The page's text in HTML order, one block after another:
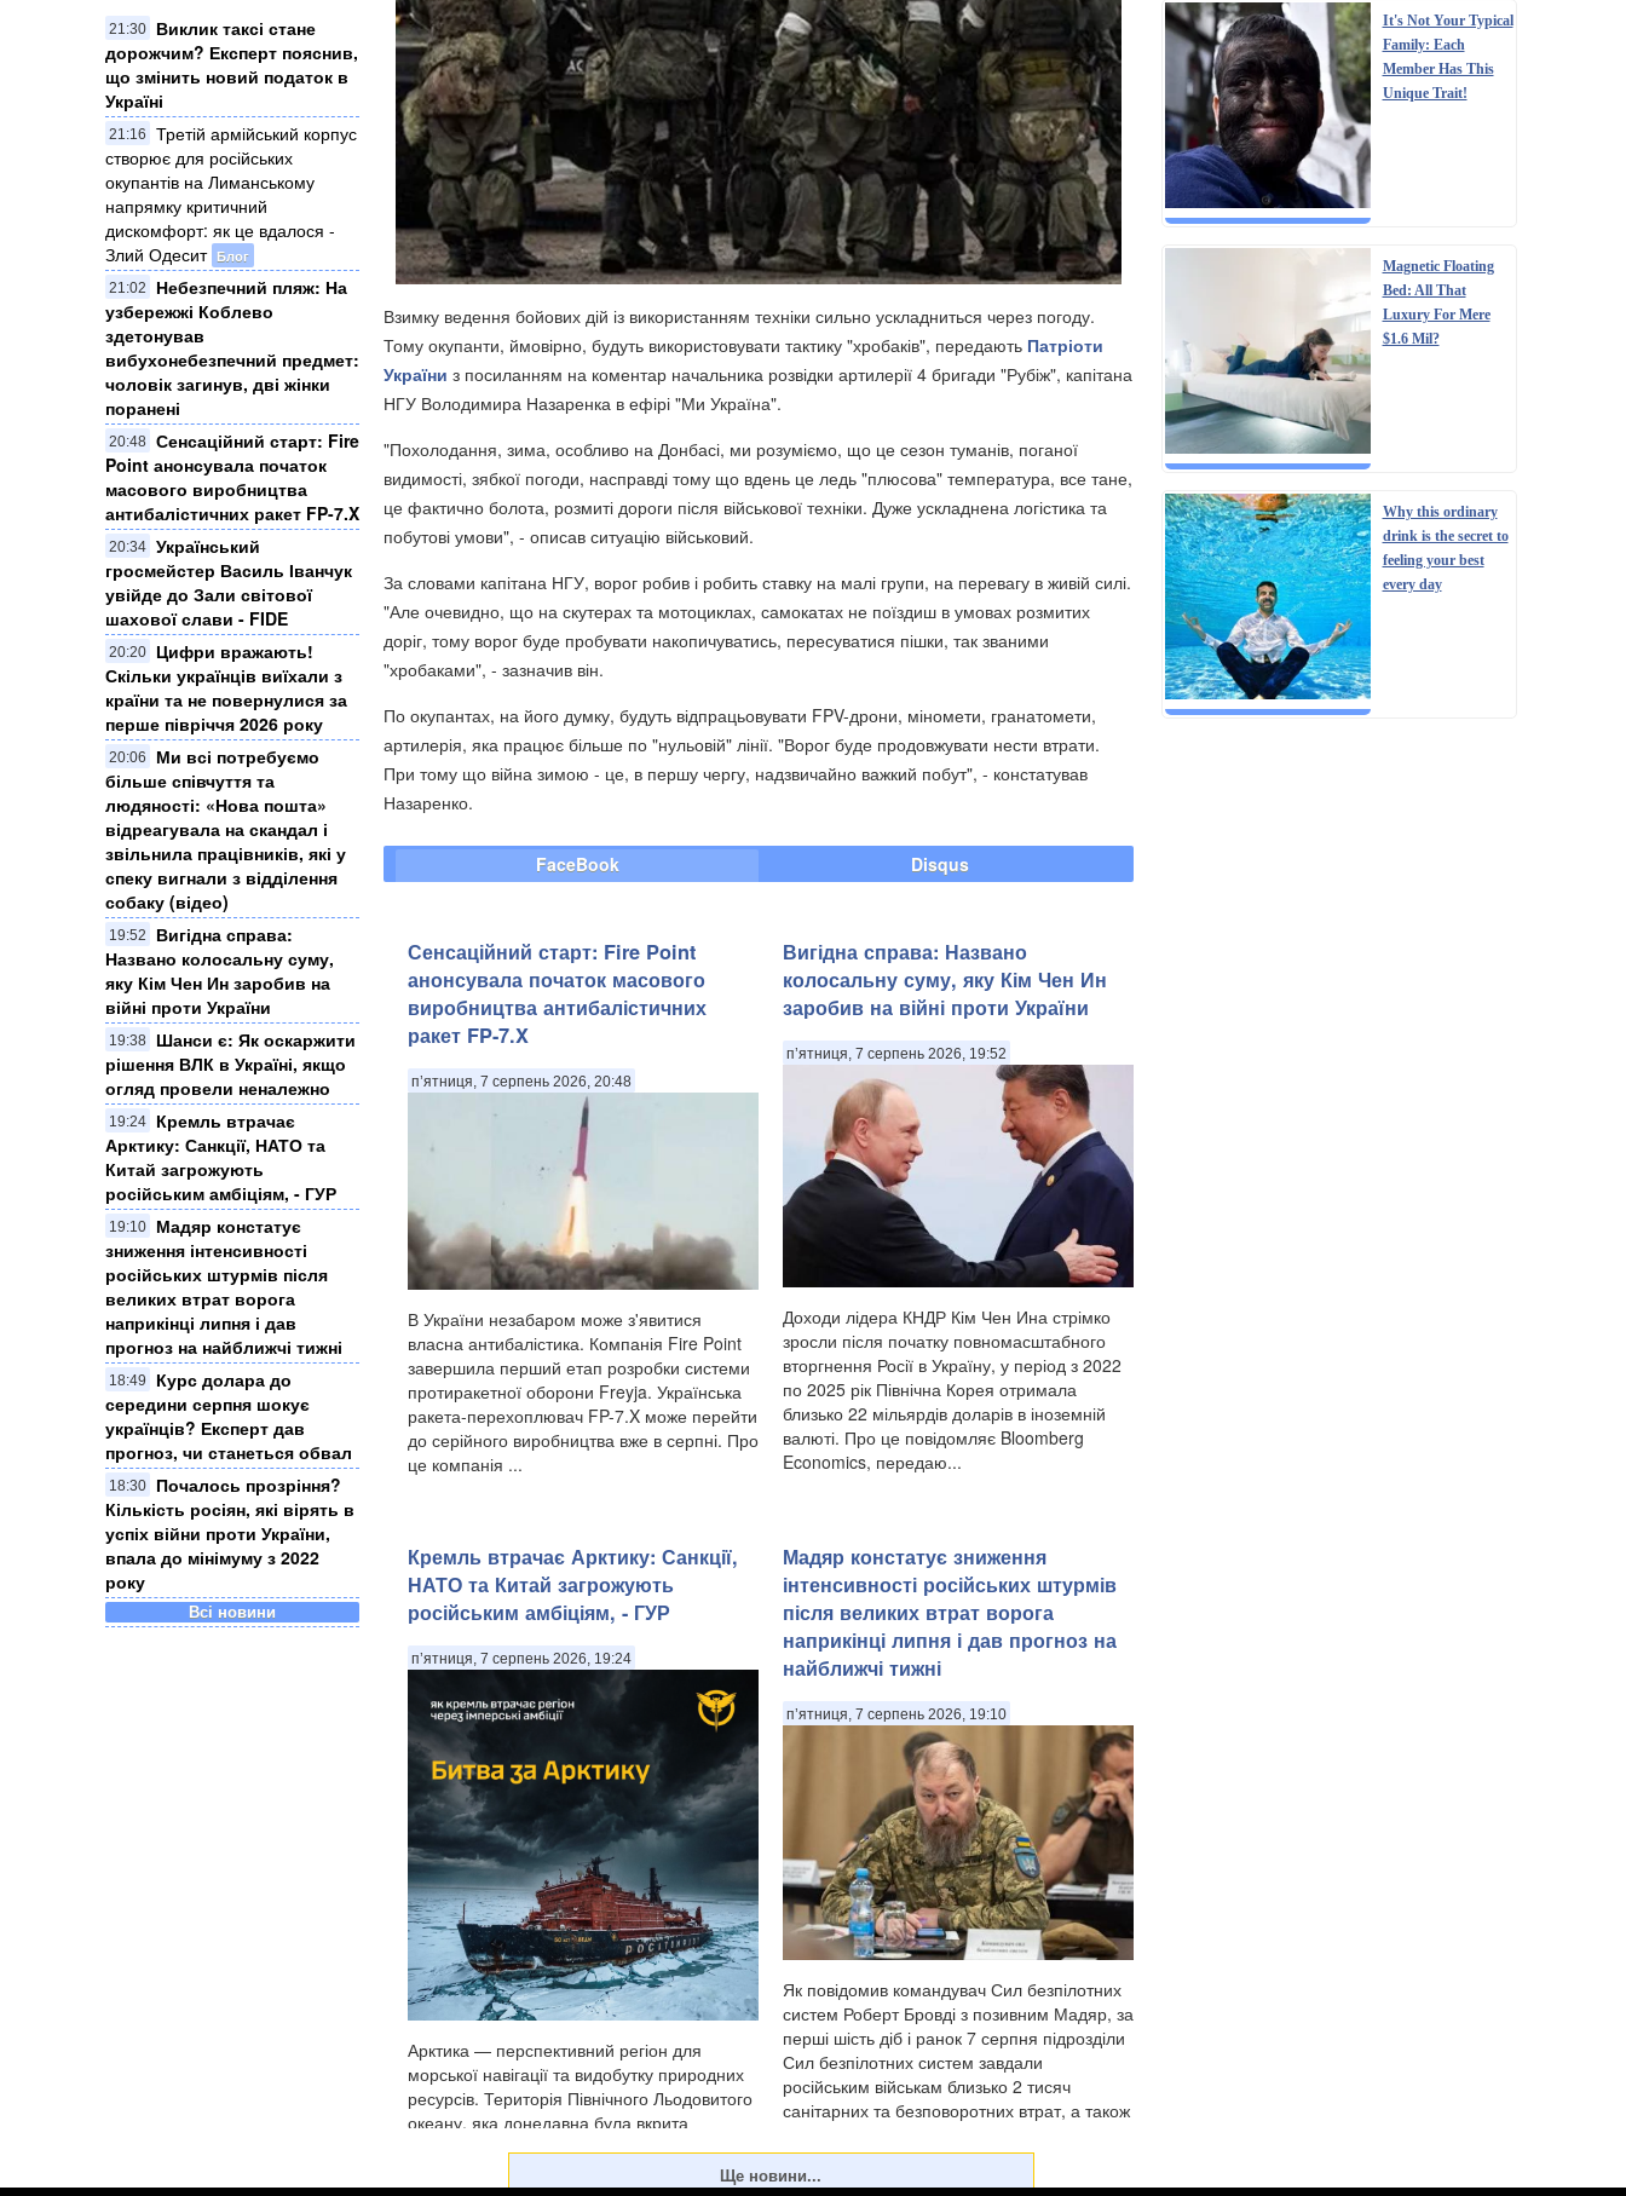
21:30
Виклик таксі стане
дорожчим? Експерт пояснив,
що змінить новий податок в
Україні
21:16
Третій армійський корпус
створює для російських
окупантів на Лиманському
напрямку критичний
дискомфорт: як це вдалося -
Злий Одесит Блог
21:02
Небезпечний пляж: На
узбережжі Коблево
здетонував
вибухонебезпечний предмет:
чоловік загинув, дві жінки
поранені
20:48 Сенсаційний старт: Fire
Point анонсувала початок
масового виробництва
антибалістичних ракет FP-7.X
20:34 Український
гросмейстер Василь Іванчук
увійде до Зали світової
шахової слави - FIDE
20:20
Цифри вражають!
Скільки українців виїхали з
країни та не повернулися за
перше півріччя 2026 року
20:06
Ми всі потребуємо
більше співчуття та
людяності: «Нова пошта»
відреагувала на скандал і
звільнила працівників, які у
спеку вигнали з відділення
собаку (відео)
19:52
Вигідна справа:
Названо колосальну суму,
яку Кім Чен Ин заробив на
війні проти України
19:38
Шанси є: Як оскаржити
рішення ВЛК в Україні, якщо
огляд провели неналежно
19:24
Кремль втрачає
Арктику: Санкції, НАТО та
Китай загрожують
російським амбіціям, - ГУР
19:10
Мадяр констатує
зниження інтенсивності
російських штурмів після
великих втрат ворога
наприкінці липня і дав
прогноз на найближчі тижні
18:49
Курс долара до
середини серпня шокує
українців? Експерт дав
прогноз, чи станеться обвал
18:30
Почалось прозріння?
Кількість росіян, які вірять в
успіх війни проти України,
впала до мінімуму з 2022
року
Всі новини
Взимку ведення бойових дій із використанням техніки сильно ускладниться через погоду.
Тому окупанти, ймовірно, будуть використовувати тактику "хробаків", передають Патріоти
України з посиланням на коментар начальника розвідки артилерії 4 бригади "Рубіж", капітана
НГУ Володимира Назаренка в ефірі "Ми Україна".
"Похолодання, зима, особливо на Донбасі, ми розуміємо, що це сезон туманів, поганої
видимості, зябкої погоди, насправді тому що вдень це ледь "плюсова" температура, все тане,
це фактично болота, розмиті дороги після військової техніки. Дуже ускладнена логістика та
побутові умови", - описав ситуацію військовий.
За словами капітана НГУ, ворог робив і робить ставку на малі групи, на перевагу в живій силі.
"Але очевидно, що на скутерах та мотоциклах, самокатах не поїздиш в умовах розмитих
доріг, тому ворог буде пробувати накопичуватись, пересуватися пішки, так званими
"хробаками", - зазначив він.
По окупантах, на його думку, будуть відпрацьовувати FPV-дрони, міномети, гранатомети,
артилерія, яка працює більше по "нульовій" лінії. "Ворог буде продовжувати нести втрати.
При тому що війна зимою - це, в першу чергу, надзвичайно важкий побут", - констатував
Назаренко.
FaceBook Disqus
Сенсаційний старт: Fire Point
анонсувала початок масового
виробництва антибалістичних
ракет FP-7.X
п’ятниця, 7 серпень 2026, 20:48
В України незабаром може з'явитися
власна антибалістика. Компанія Fire Point
завершила перший етап розробки системи
протиракетної оборони Freyja. Українська
ракета-перехоплювач FP-7.X може перейти
до серійного виробництва вже в серпні. Про
це компанія ...
Вигідна справа: Названо
колосальну суму, яку Кім Чен Ин
заробив на війні проти України
п’ятниця, 7 серпень 2026, 19:52
Доходи лідера КНДР Кім Чен Ина стрімко
зросли після початку повномасштабного
вторгнення Росії в Україну, у період з 2022
по 2025 рік Північна Корея отримала
близько 22 мільярдів доларів в іноземній
валюті. Про це повідомляє Bloomberg
Economics, передаю...
Кремль втрачає Арктику: Санкції,
НАТО та Китай загрожують
російським амбіціям, - ГУР
п’ятниця, 7 серпень 2026, 19:24
Арктика — перспективний регіон для
морської навігації та видобутку природних
ресурсів. Територія Північного Льодовитого
океану, яка донедавна була вкрита
товстими шарами криги й залишалася
важкодоступною для судноплавства, за
Мадяр констатує зниження
інтенсивності російських штурмів
після великих втрат ворога
наприкінці липня і дав прогноз на
найближчі тижні
п’ятниця, 7 серпень 2026, 19:10
Як повідомив командувач Сил безпілотних
систем Роберт Бровді з позивним Мадяр, за
перші шість діб і ранок 7 серпня підрозділи
Сил безпілотних систем завдали
російським військам близько 2 тисяч
санітарних та безповоротних втрат, а також
It's Not Your Typical
Family: Each
Member Has This
Unique Trait!
Magnetic Floating
Bed: All That
Luxury For Mere
$1.6 Mil?
Why this ordinary
drink is the secret to
feeling your best
every day